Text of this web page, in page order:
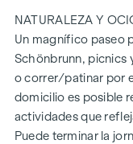
señalar que
con el vendedor.
Nos gustaría señalar
familiar o
ser intermediado.
El agente actúa
NATURALEZA Y
Un magnífico paseo
Schönbrunn, picnics
o correr/patinar por
domicilio es posible
actividades que
Puede terminar la